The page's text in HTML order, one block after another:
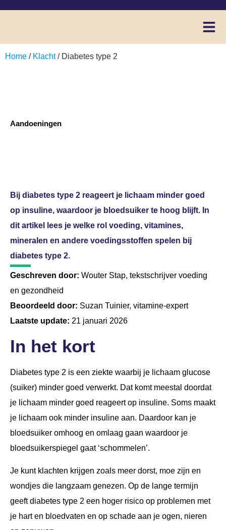
Home / Klacht/ Diabetes type 2
Aandoeningen
Bij diabetes type 2 reageert je lichaam minder goed
op insuline, waardoor je bloedsuiker te hoog blijft. In
dit artikel lees je welke rol voeding, vitamines,
mineralen en andere voedingsstoffen spelen bij
diabetes type 2.
Geschreven door: Wouter Stap, tekstschrijver voeding
en gezondheid
Beoordeeld door: Suzan Tuinier, vitamine-expert
Laatste update: 21 januari 2026
In het kort
Diabetes type 2 is een ziekte waarbij je lichaam glucose
(suiker) minder goed verwerkt. Dat komt meestal doordat
je lichaam minder goed reageert op insuline. Soms maakt
je lichaam ook minder insuline aan. Daardoor kan je
bloedsuiker omhoog en omlaag gaan waardoor je
bloedsuikerspiegel gaat ‘schommelen’.
Je kunt klachten krijgen zoals meer dorst, moe zijn en
wondjes die langzaam genezen. Op de lange termijn
geeft diabetes type 2 een hoger risico op problemen met
je hart en bloedvaten en op schade aan je ogen, nieren